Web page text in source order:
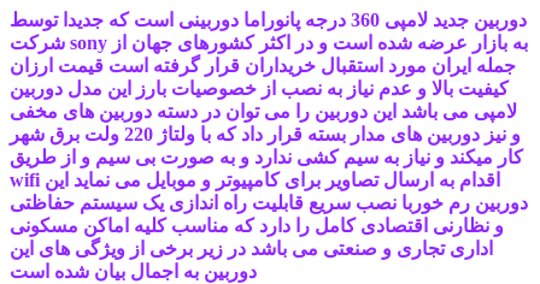
دوربین جدید لامپی 360 درجه پانوراما دوربینی است که جدیدا توسط
شرکت sony به بازار عرضه شده است و در اکثر کشورهای جهان از
جمله ایران مورد استقبال خریداران قرار گرفته است قیمت ارزان
کیفیت بالا و عدم نیاز به نصب از خصوصیات بارز این مدل دوربین
لامپی می باشد این دوربین را می توان در دسته دوربین های مخفی
و نیز دوربین های مدار بسته قرار داد که با ولتاژ 220 ولت برق شهر
کار میکند و نیاز به سیم کشی ندارد و به صورت بی سیم و از طریق
wifi اقدام به ارسال تصاویر برای کامپیوتر و موبایل می نماید این
دوربین رم خوربا نصب سریع قابلیت راه اندازی یک سیستم حفاظتی
و نظارنی اقتصادی کامل را دارد که مناسب کلیه اماکن مسکونی
اداری تجاری و صنعتی می باشد در زیر برخی از ویژگی های این
دوربین به اجمال بیان شده است